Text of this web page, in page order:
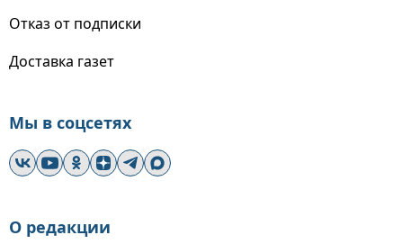
Отказ от подписки
Доставка газет
Мы в соцсетях
О редакции